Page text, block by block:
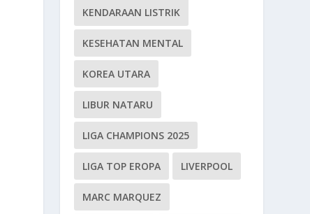
KENDARAAN LISTRIK
KESEHATAN MENTAL
KOREA UTARA
LIBUR NATARU
LIGA CHAMPIONS 2025
LIGA TOP EROPA LIVERPOOL
MARC MARQUEZ